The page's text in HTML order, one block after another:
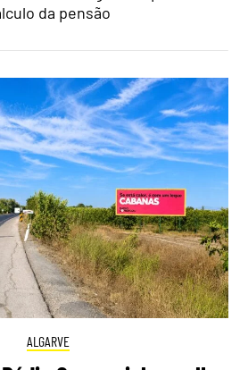
da pensão
ALGARVE